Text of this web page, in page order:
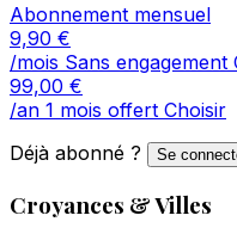
Abonnement mensuel
9,90 €
/mois Sans engagement
99,00 €
/an 1 mois offert Choisir
Déjà abonné ?
Se
Croyances & Villes